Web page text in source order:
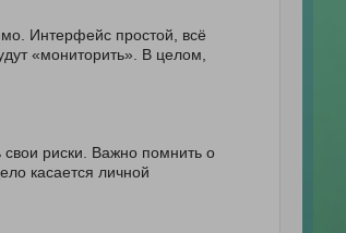
Интерфейс простой, всё
«мониторить». В целом,
свои риски. Важно помнить о
касается личной